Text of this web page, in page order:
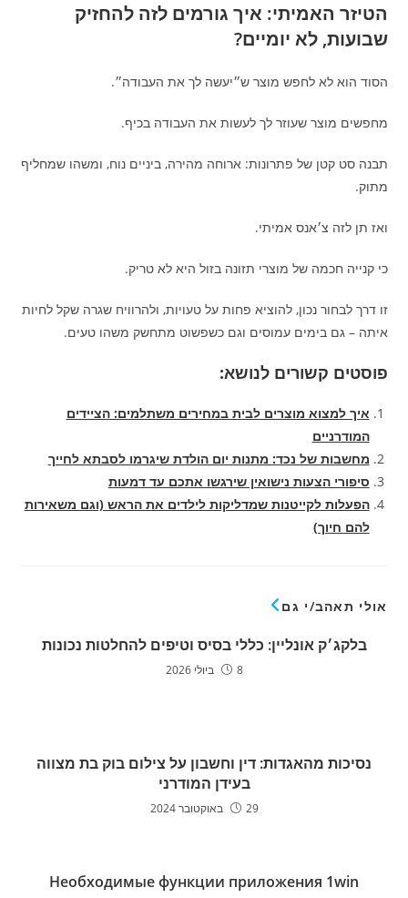
הטיזר האמיתי: איך גורמים לזה להחזיק
שבועות, לא יומיים?
הסוד הוא לא לחפש מוצר ש״יעשה לך את העבודה״.
מחפשים מוצר שעוזר לך לעשות את העבודה בכיף.
תבנה סט קטן של פתרונות: ארוחה מהירה, ביניים נוח, ומשהו שמחליף
מתוק.
ואז תן לזה צ׳אנס אמיתי.
כי קנייה חכמה של מוצרי תזונה בזול היא לא טריק.
זו דרך לבחור נכון, להוציא פחות על טעויות, ולהרוויח שגרה שקל לחיות
איתה – גם בימים עמוסים וגם כשפשוט מתחשק משהו טעים.
פוסטים קשורים לנושא:
איך למצוא מוצרים לבית במחירים משתלמים: הציידים
המודרניים
מחשבות של נכד: מתנות יום הולדת שיגרמו לסבתא לחייך
סיפורי הצעות נישואין שירגשו אתכם עד דמעות
הפעלות לקייטנות שמדליקות לילדים את הראש (וגם משאירות
להם חיוך)
אולי תאהב/י גם
בלקג׳ק אונליין: כללי בסיס וטיפים להחלטות נכונות
8 ביולי 2026
נסיכות מהאגדות: דין וחשבון על צילום בוק בת מצווה
בעידן המודרני
29 באוקטובר 2024
Необходимые функции приложения 1win